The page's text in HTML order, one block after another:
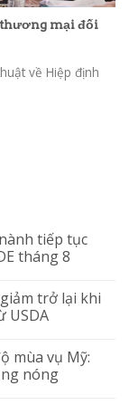
mại đối
về Hiệp định
tiếp tục
tháng 8
giảm trở lại khi
USDA
mùa vụ Mỹ:
nóng